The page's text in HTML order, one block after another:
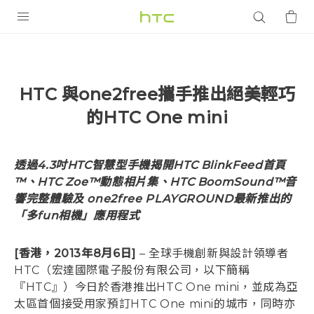
智能手機
VIVERSE
應用程式
支援服務
登入
HTC 與one2free攜手推出絕美輕巧
的HTC One mini
透過4.3吋HTC智慧型手機揭開HTC BlinkFeed首頁
™、HTC Zoe™動態相片集、HTC BoomSound™音
響完整體驗及 one2free PLAYGROUND最新推出的
「多fun相機」應用程式
[香港，2013年8月6日] – 全球手機創新與設計領導者
HTC（宏達國際電子股份有限公司，以下簡稱
『HTC』）今日於香港推出HTC One mini，並成為亞
太區首個接受用家預訂HTC One mini的城市，同時亦